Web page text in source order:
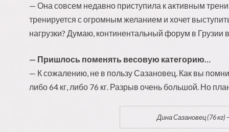
— Она совсем недавно приступила к активным
тренируется с огромным желанием и хочет
нагрузки? Думаю, континентальный форум в Грузии
— Пришлось поменять весовую категорию…
— К сожалению, не в пользу Сазановец. Как вы
либо 64 кг, либо 76 кг. Разрыв очень большой. Но
Дина Сазановец (76